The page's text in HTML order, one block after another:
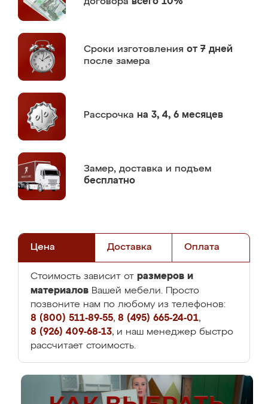
Сроки изготовления от 7 дней
после замера
Рассрочка на 3, 4, 6 месяцев
Замер, доставка и подъем
бесплатно
Цена Доставка Оплата
Стоимость зависит от размеров и
материалов Вашей мебели. Просто
позвоните нам по любому из телефонов:
8 (800) 511-89-55, 8 (495) 665-24-01,
8 (926) 409-68-13, и наш менеджер быстро
рассчитает стоимость.